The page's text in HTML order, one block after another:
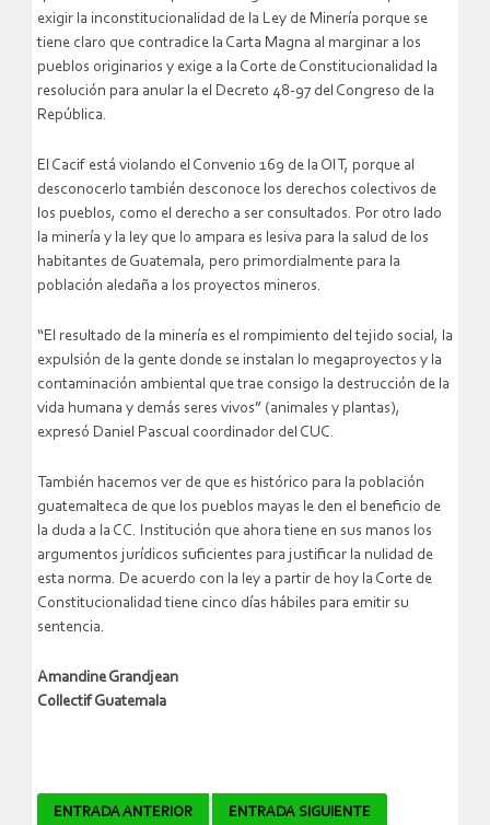
exigir la inconstitucionalidad de la Ley de Minería porque se
tiene claro que contradice la Carta Magna al marginar a los
pueblos originarios y exige a la Corte de Constitucionalidad la
resolución para anular la el Decreto 48-97 del Congreso de la
República.
El Cacif está violando el Convenio 169 de la OIT, porque al
desconocerlo también desconoce los derechos colectivos de
los pueblos, como el derecho a ser consultados. Por otro lado
la minería y la ley que lo ampara es lesiva para la salud de los
habitantes de Guatemala, pero primordialmente para la
población aledaña a los proyectos mineros.
“El resultado de la minería es el rompimiento del tejido social, la
expulsión de la gente donde se instalan lo megaproyectos y la
contaminación ambiental que trae consigo la destrucción de la
vida humana y demás seres vivos” (animales y plantas),
expresó Daniel Pascual coordinador del CUC.
También hacemos ver de que es histórico para la población
guatemalteca de que los pueblos mayas le den el beneficio de
la duda a la CC. Institución que ahora tiene en sus manos los
argumentos jurídicos suficientes para justificar la nulidad de
esta norma. De acuerdo con la ley a partir de hoy la Corte de
Constitucionalidad tiene cinco días hábiles para emitir su
sentencia.
Amandine Grandjean
Collectif Guatemala
Navegador
ENTRADA ANTERIOR ENTRADA SIGUIENTE